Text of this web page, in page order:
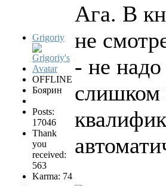
Grigoriy
OFFLINE
Боярин
Posts:
17046
Thank
you
received:
563
Karma: 74
Ага. В
не
- не
слишком